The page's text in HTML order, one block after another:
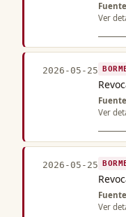
Ver
2026-05-25
Ver
2026-05-25
Ver